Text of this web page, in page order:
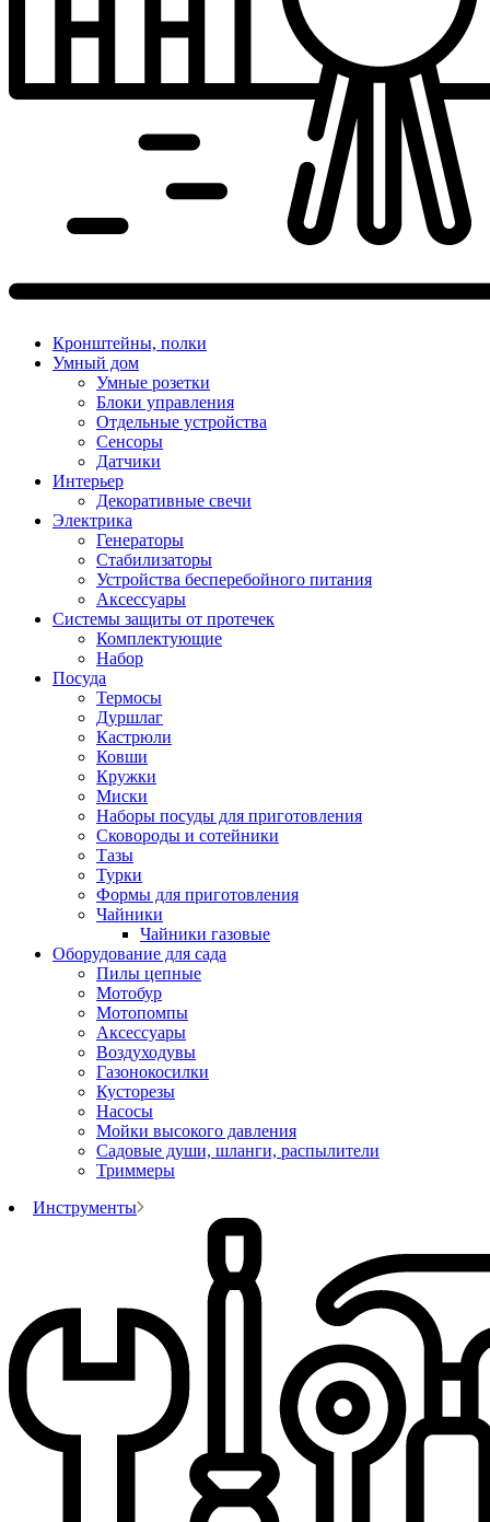
Кронштейны, полки
Умный дом
Умные розетки
Блоки управления
Отдельные устройства
Сенсоры
Датчики
Интерьер
Декоративные свечи
Электрика
Генераторы
Стабилизаторы
Устройства бесперебойного питания
Аксессуары
Системы защиты от протечек
Комплектующие
Набор
Посуда
Термосы
Дуршлаг
Кастрюли
Ковши
Кружки
Миски
Наборы посуды для приготовления
Сковороды и сотейники
Тазы
Турки
Формы для приготовления
Чайники
Чайники газовые
Оборудование для сада
Пилы цепные
Мотобур
Мотопомпы
Аксессуары
Воздуходувы
Газонокосилки
Кусторезы
Насосы
Мойки высокого давления
Садовые души, шланги, распылители
Триммеры
Инструменты